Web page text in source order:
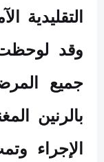
التقليدية
وقد
جميع
الإجراء